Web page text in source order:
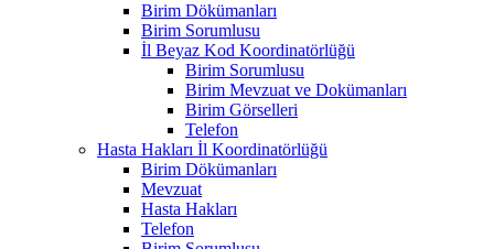
Birim Dökümanları
Birim Sorumlusu
İl Beyaz Kod Koordinatörlüğü
Birim Sorumlusu
Birim Mevzuat ve Dokümanları
Birim Görselleri
Telefon
Hasta Hakları İl Koordinatörlüğü
Birim Dökümanları
Mevzuat
Hasta Hakları
Telefon